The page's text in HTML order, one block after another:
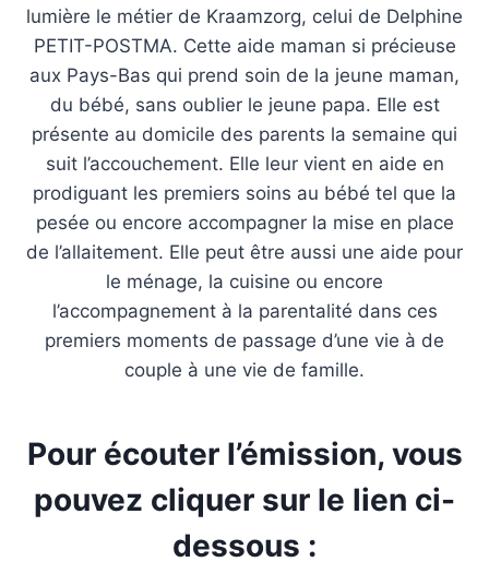
lumière le métier de Kraamzorg, celui de Delphine
PETIT-POSTMA. Cette aide maman si précieuse
aux Pays-Bas qui prend soin de la jeune maman,
du bébé, sans oublier le jeune papa. Elle est
présente au domicile des parents la semaine qui
suit l’accouchement. Elle leur vient en aide en
prodiguant les premiers soins au bébé tel que la
pesée ou encore accompagner la mise en place
de l’allaitement. Elle peut être aussi une aide pour
le ménage, la cuisine ou encore
l’accompagnement à la parentalité dans ces
premiers moments de passage d’une vie à de
couple à une vie de famille.
Pour écouter l’émission, vous
pouvez cliquer sur le lien ci-
dessous :